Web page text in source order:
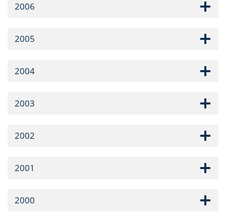
2006
2005
2004
2003
2002
2001
2000